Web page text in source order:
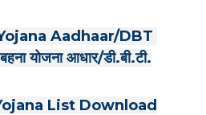
Aadhaar/DBT
योजना आधार/डी.बी.टी.
List Download